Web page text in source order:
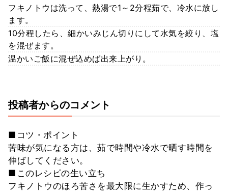
フキノトウは洗って、熱湯で1～2分程茹で、冷水に放し
ます。
10分程したら、細かいみじん切りにして水気を絞り、塩
を混ぜます。
温かいご飯に混ぜ込めば出来上がり。
投稿者からのコメント
■コツ・ポイント
苦味が気になる方は、茹で時間や冷水で晒す時間を
伸ばしてください。
■このレシピの生い立ち
フキノトウのほろ苦さを最大限に生かすため、作っ